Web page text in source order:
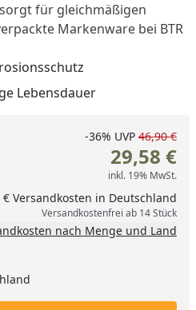
für gleichmäßigen
Markenware bei BTR
Lebensdauer
erhöhen
-36% UVP 46,90 €
29,58 €
inkl. 19% MwSt.
€ Versandkosten in Deutschland
Versandkostenfrei ab 14 Stück
nach Menge und Land